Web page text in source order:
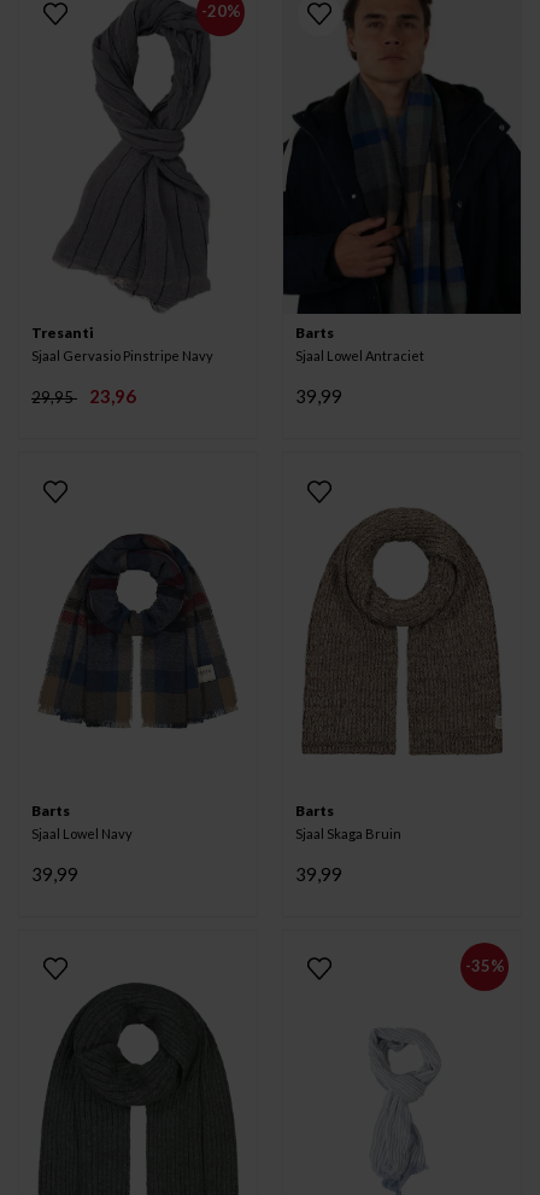
-20%
Tresanti
Sjaal Gervasio Pinstripe Navy
29,95 23,96
Barts
Sjaal Lowel Antraciet
39,99
Barts
Sjaal Lowel Navy
39,99
Barts
Sjaal Skaga Bruin
39,99
-35%